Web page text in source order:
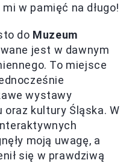
w pamięć na długo!
do Muzeum
jest w dawnym
To miejsce
wystawy
kultury Śląska. W
moją uwagę, a
się w prawdziwą